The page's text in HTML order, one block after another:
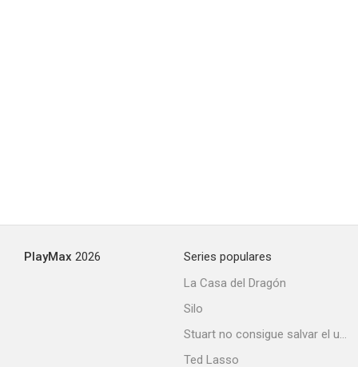
PlayMax 2026
Series populares
La Casa del Dragón
Silo
Stuart no consigue salvar el universo
Ted Lasso